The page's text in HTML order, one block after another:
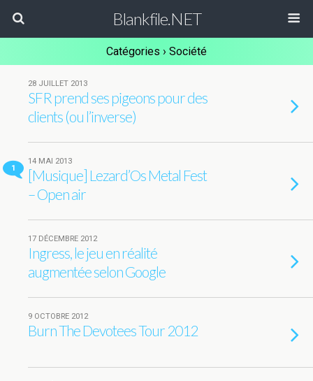
Blankfile.NET
Catégories › Société
28 JUILLET 2013
SFR prend ses pigeons pour des
clients (ou l’inverse)
1
14 MAI 2013
[Musique] Lezard’Os Metal Fest
– Open air
17 DÉCEMBRE 2012
Ingress, le jeu en réalité
augmentée selon Google
9 OCTOBRE 2012
Burn The Devotees Tour 2012